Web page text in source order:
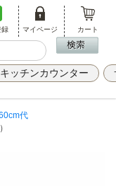
録 マイページ カート
キッチンカウンター
代